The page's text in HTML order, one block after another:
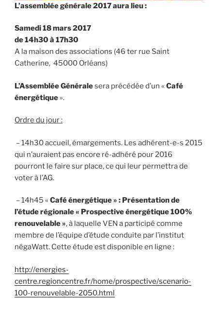
L’assemblée générale 2017 aura lieu :
Samedi 18 mars 2017
de 14h30 à 17h30
A la maison des associations (46 ter rue Saint
Catherine, 45000 Orléans)
L’Assemblée Généralesera précédée d’un « Café
énergétique ».
Ordre du jour :
– 14h30 accueil, émargements. Les adhérent-e-s 2015
qui n’auraient pas encore ré-adhéré pour 2016
pourront le faire sur place, ce qui leur permettra de
voter à l’AG.
– 14h45 « Café énergétique » : Présentation de
l’étude régionale « Prospective énergétique 100%
renouvelable », à laquelle VEN a participé comme
membre de l’équipe d’étude conduite par l’institut
négaWatt. Cette étude est disponible en ligne :
http://energies-
centre.regioncentre.fr/home/prospective/scenario-
100-renouvelable-2050.html